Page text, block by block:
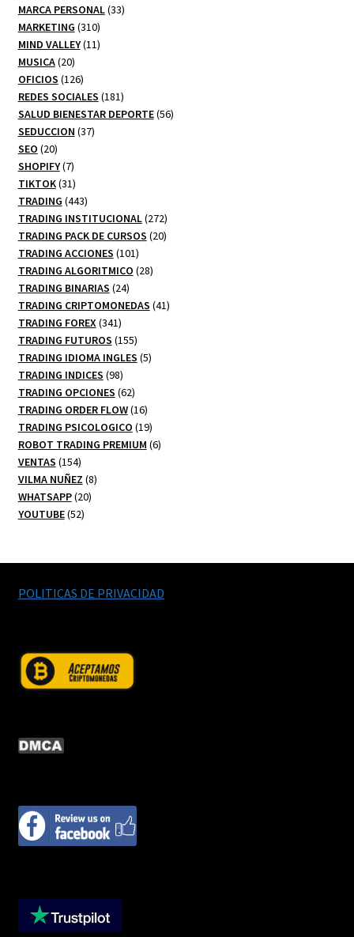
productos
MARCA PERSONAL 3333
MARKETING 310310
productos
MIND VALLEY 1111
MUSICA 2020
productos
OFICIOS 126126
productos
REDES SOCIALES 181181
productos
SALUD BIENESTAR DEPORTE 5656
SEDUCCION 3737
SEO 2020
productos
SHOPIFY 77
productos
TIKTOK 3131
productos
TRADING 443443
productos
TRADING INSTITUCIONAL 272272
productos
TRADING PACK DE CURSOS 2020
TRADING ACCIONES 101101
productos
TRADING ALGORITMICO 2828
TRADING BINARIAS 2424
productos
TRADING CRIPTOMONEDAS 4141
TRADING FOREX 341341
productos
TRADING FUTUROS 155155
productos
TRADING IDIOMA INGLES 55
TRADING INDICES 9898
productos
TRADING OPCIONES 6262
productos
TRADING ORDER FLOW 1616
productos
TRADING PSICOLOGICO 1919
productos
ROBOT TRADING PREMIUM 66
VENTAS 154154
productos
VILMA NUÑEZ 88
WHATSAPP 2020
YOUTUBE 5252
POLITICAS DE PRIVACIDAD